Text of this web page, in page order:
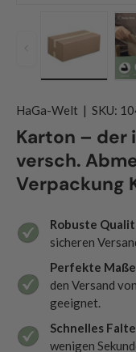
Vorherige
HaGa-Welt | SKU:
Karton – der
versch.
Verpackung
Robuste
sicheren
Perfekte
den Versand
geeignet.
Schnelles
wenigen